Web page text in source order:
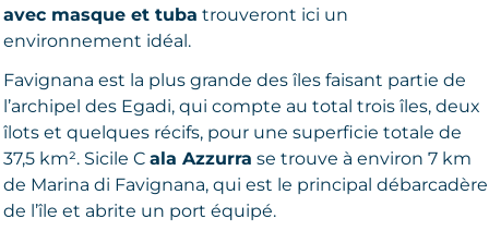
avec masque et tuba trouveront ici un
environnement idéal.
Favignana est la plus grande des îles faisant partie de
l’archipel des Egadi, qui compte au total trois îles, deux
îlots et quelques récifs, pour une superficie totale de
37,5 km². Sicile C ala Azzurra se trouve à environ 7 km
de Marina di Favignana, qui est le principal débarcadère
de l’île et abrite un port équipé.